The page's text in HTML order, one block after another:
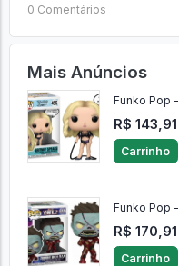
0 Comentários
Mais Anúncios
Funko Pop
R$ 143,91
Carrinho
Funko Pop
R$ 170,91
Carrinho